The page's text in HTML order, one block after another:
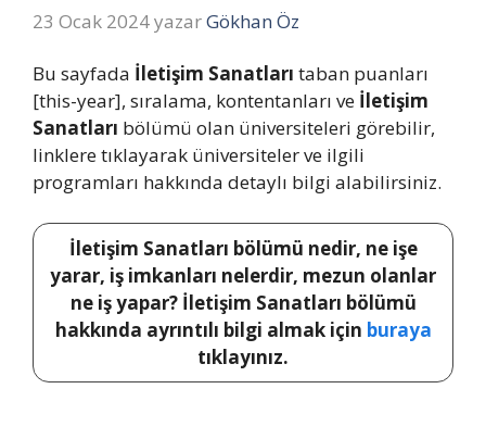
23 Ocak 2024yazarGökhan Öz
Bu sayfada İletişim Sanatları taban puanları
[this-year], sıralama, kontentanları ve İletişim
Sanatları bölümü olan üniversiteleri görebilir,
linklere tıklayarak üniversiteler ve ilgili
programları hakkında detaylı bilgi alabilirsiniz.
İletişim Sanatları bölümü nedir, ne işe
yarar, iş imkanları nelerdir, mezun olanlar
ne iş yapar? İletişim Sanatları bölümü
hakkında ayrıntılı bilgi almak için buraya
tıklayınız.